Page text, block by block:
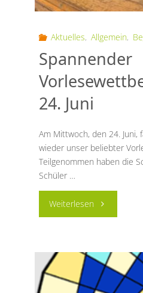
Aktuelles, Allgemein,
Spannender
24. Juni
Am Mittwoch, den 24. Juni,
wieder unser beliebter
Teilgenommen haben die
Schüler …
Weiterlesen"Spannender
am
24.